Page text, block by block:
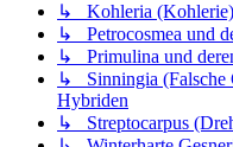
↳ Kohleria (Kohlerie)
↳ Petrocosmea und
↳ Primulina und
↳ Sinningia (Falsche
Hybriden
↳ Streptocarpus